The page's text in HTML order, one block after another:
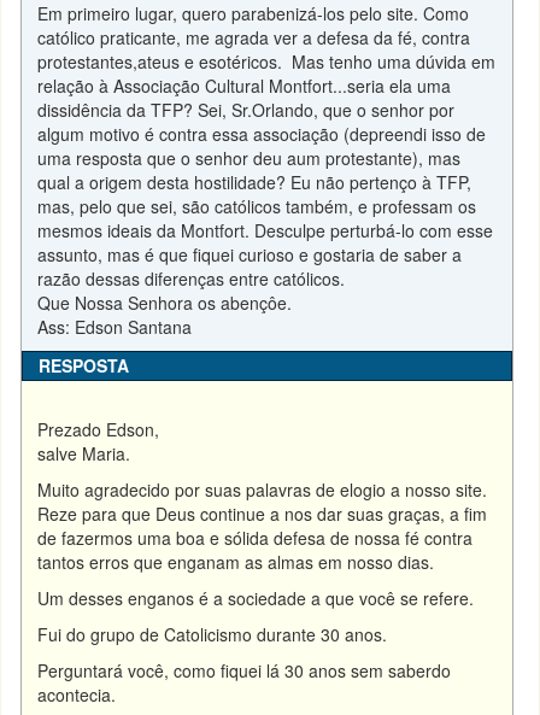
Em primeiro lugar, quero parabenizá-los pelo site. Como
católico praticante, me agrada ver a defesa da fé, contra
protestantes,ateus e esotéricos. Mas tenho uma dúvida em
relação à Associação Cultural Montfort...seria ela uma
dissidência da TFP? Sei, Sr.Orlando, que o senhor por
algum motivo é contra essa associação (depreendi isso de
uma resposta que o senhor deu aum protestante), mas
qual a origem desta hostilidade? Eu não pertenço à TFP,
mas, pelo que sei, são católicos também, e professam os
mesmos ideais da Montfort. Desculpe perturbá-lo com esse
assunto, mas é que fiquei curioso e gostaria de saber a
razão dessas diferenças entre católicos.
Que Nossa Senhora os abençôe.
Ass: Edson Santana
RESPOSTA
Prezado Edson,
salve Maria.
Muito agradecido por suas palavras de elogio a nosso site.
Reze para que Deus continue a nos dar suas graças, a fim
de fazermos uma boa e sólida defesa de nossa fé contra
tantos erros que enganam as almas em nosso dias.
Um desses enganos é a sociedade a que você se refere.
Fui do grupo de Catolicismo durante 30 anos.
Perguntará você, como fiquei lá 30 anos sem saberdo
acontecia.